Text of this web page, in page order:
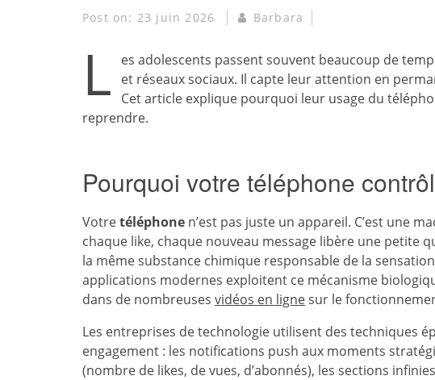
Post on: 23 juin 2026 Barbara
L
es adolescents passent souvent beaucoup de
et réseaux sociaux. Il capte leur attention en
Cet article explique pourquoi leur usage du
reprendre.
Pourquoi votre téléphone
Votretéléphone n’est pas juste un appareil. C’est une
chaque like, chaque nouveau message libère une petite
la même substance chimique responsable de la
applications modernes exploitent ce mécanisme
dans de nombreuses vidéos en lignesur le
Les entreprises de technologie utilisent des techniques
engagement : les notifications push aux moments
(nombre de likes, de vues, d’abonnés), les sections